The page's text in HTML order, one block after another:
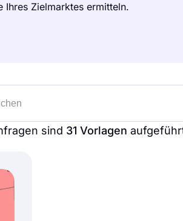
Ihres Zielmarktes ermitteln.
sind 31 Vorlagen